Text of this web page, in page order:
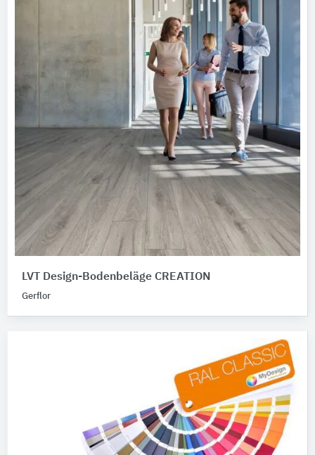
LVT Design-Bodenbeläge CREATION
Gerflor